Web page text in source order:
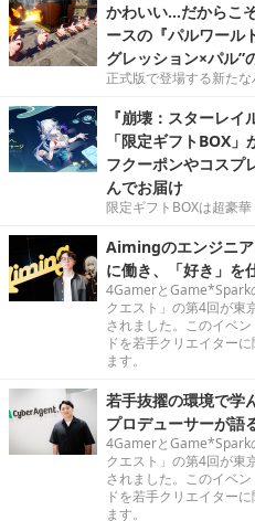
かわいい…だからこ
ースの『パルワール
グレッション×パル”
正式版で登場する新た
『崩壊：スターレ
「限定ギフトBOX
フクーポンやコスプ
んでお届け
限定ギフトBOXは超豪
Aimingのエンジニ
に働き、「好き」を
4GamerとGame*Spark
クエスト」の第4回が東
されました。このイベ
ドを若手クリエイター
ます。
若手抜擢の環境で
プロデューサーが語
4GamerとGame*Spark
クエスト」の第4回が東
されました。このイベ
ドを若手クリエイター
ます。